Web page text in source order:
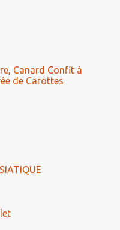
Canard Confit à
de Carottes